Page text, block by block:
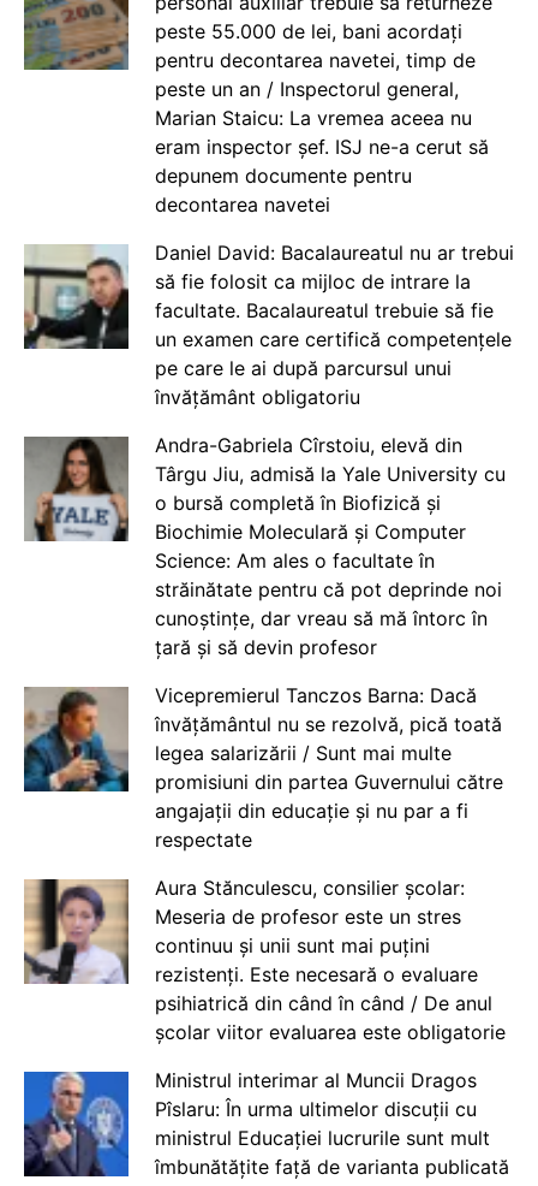
peste 55.000 de lei, bani acordați
pentru decontarea navetei, timp de
peste un an / Inspectorul general,
Marian Staicu: La vremea aceea nu
eram inspector șef. ISJ ne-a cerut să
depunem documente pentru
decontarea navetei
Daniel David: Bacalaureatul nu ar trebui
să fie folosit ca mijloc de intrare la
facultate. Bacalaureatul trebuie să fie
un examen care certifică competențele
pe care le ai după parcursul unui
învățământ obligatoriu
Andra-Gabriela Cîrstoiu, elevă din
Târgu Jiu, admisă la Yale University cu
o bursă completă în Biofizică și
Biochimie Moleculară și Computer
Science: Am ales o facultate în
străinătate pentru că pot deprinde noi
cunoștințe, dar vreau să mă întorc în
țară și să devin profesor
Vicepremierul Tanczos Barna: Dacă
învățământul nu se rezolvă, pică toată
legea salarizării / Sunt mai multe
promisiuni din partea Guvernului către
angajații din educație și nu par a fi
respectate
Aura Stănculescu, consilier școlar:
Meseria de profesor este un stres
continuu și unii sunt mai puțini
rezistenți. Este necesară o evaluare
psihiatrică din când în când / De anul
școlar viitor evaluarea este obligatorie
Ministrul interimar al Muncii Dragos
Pîslaru: În urma ultimelor discuții cu
ministrul Educației lucrurile sunt mult
îmbunătățite față de varianta publicată